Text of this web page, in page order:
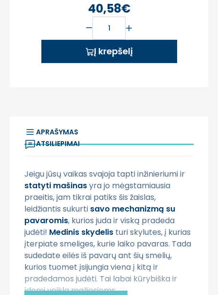
40,58€
Į krepšelį
APRAŠYMAS
ATSILIEPIMAI
Jeigu jūsų vaikas svajoja tapti inžinieriumi ir
statyti mašinasyra jo mėgstamiausia
praeitis, jam tikrai patiks šis žaislas,
leidžiantis sukurti savo mechanizmą su
pavaromis, kurios juda ir viską pradeda
judėti! Medinis skydelis turi skylutes, į kurias
įterpiate smeliges, kurie laiko pavaras. Tada
sudedate eilės iš pavarų ant šių smelių,
kurios tuomet įsijungia viena į kitą ir
pradedamos judėti. Tai labai kūrybiška ir
įdomi veikla mažiesiems.